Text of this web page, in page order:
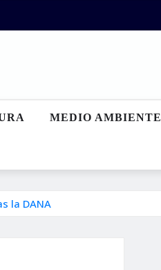
MEDIO AMBIENTE
la DANA